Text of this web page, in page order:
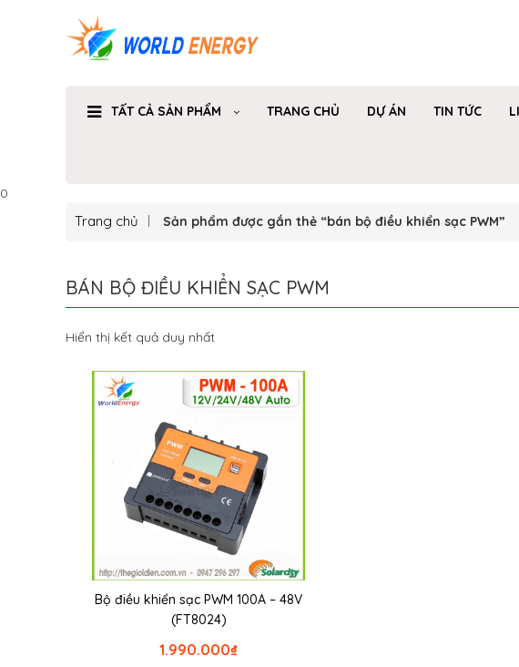
TẤT CẢ SẢN PHẨM TRANG CHỦ DỰ ÁN TIN TỨC
0
Trang chủ Sản phẩm được gắn thẻ “bán bộ điều khiển sạc PWM”
BÁN BỘ ĐIỀU KHIỂN SẠC PWM
Hiển thị kết quả duy nhất
Bộ điều khiển sạc PWM 100A – 48V
(FT8024)
₫
1.990.000